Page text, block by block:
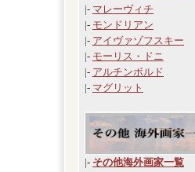
|- マレーヴィチ
|- モンドリアン
|- アイヴァゾフスキー
|- モーリス・ドニ
|- アルチンボルド
|- マグリット
|- その他海外画家一覧